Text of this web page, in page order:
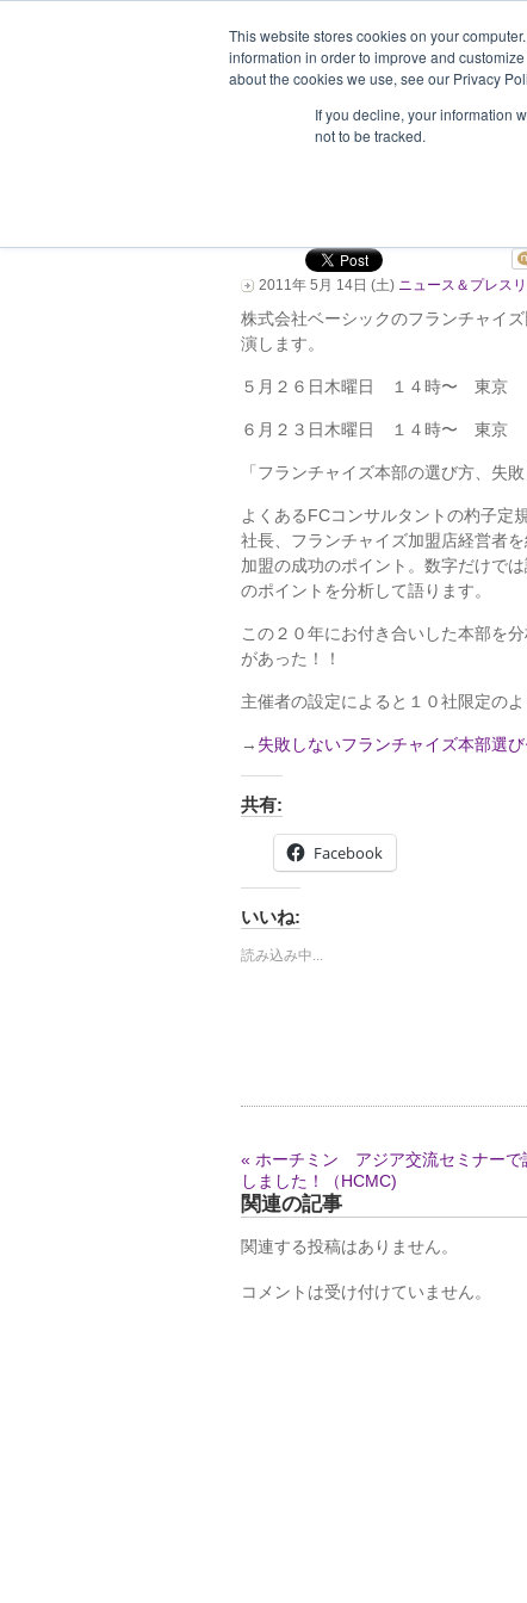
This website stores cookies on your
information in order to improve and
about the cookies we use, see our Privacy
If you decline, your information
not to be tracked.
企業情報 支援企業
2011年 5月 14日 (土) ニュース＆プレス
株式会社ベーシックのフランチャイ
演します。
５月２６日木曜日 １４時〜 東京
６月２３日木曜日 １４時〜 東
「フランチャイズ本部の選び方、失
よくあるFCコンサルタントの杓子定
社長、フランチャイズ加盟店経営者
加盟の成功のポイント。数字だけで
のポイントを分析して語ります。
この２０年にお付き合いした本部を
があった！！
主催者の設定によると１０社限定の
→ 失敗しないフランチャイズ本部選
共有:
Facebook
いいね:
読み込み中...
« ホーチミン アジア交流セミナーで
しました！（HCMC)
関連の記事
関連する投稿はありません。
コメントは受け付けていません。